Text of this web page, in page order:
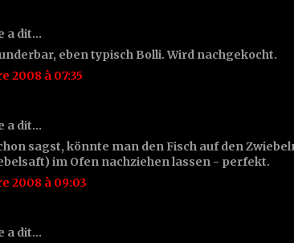
a dit…
eben typisch Bolli. Wird nachgekocht.
2008 à 07:35
a dit…
sagst, könnte man den Fisch auf den
im Ofen nachziehen lassen - perfekt.
2008 à 09:03
a dit…